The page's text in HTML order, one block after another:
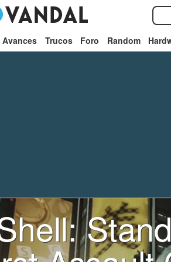
Avances Trucos Foro Random